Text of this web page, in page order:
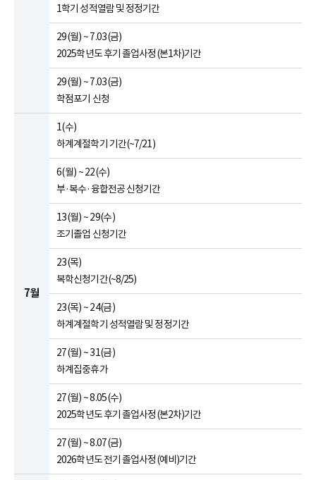
1학기 성적열람 및 정정기간
29(월) ~ 7.03(금)
2025학년도 후기 졸업사정(본1차)기간
29(월) ~ 7.03(금)
학점포기 신청
7월
1(수)
하계계절학기 기간(~7/21)
6(월) ~ 22(수)
부·복수·융합전공 신청기간
13(월) ~ 29(수)
조기졸업 신청기간
23(목)
복학신청기간(~8/25)
23(목) ~ 24(금)
하계계절학기 성적열람 및 정정기간
27(월) ~ 31(금)
하계집중휴가
27(월) ~ 8.05(수)
2025학년도 후기 졸업사정(본2차)기간
27(월) ~ 8.07(금)
2026학년도 전기 졸업사정(예비)기간